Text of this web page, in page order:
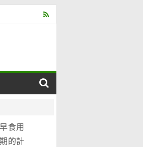
食用
的計